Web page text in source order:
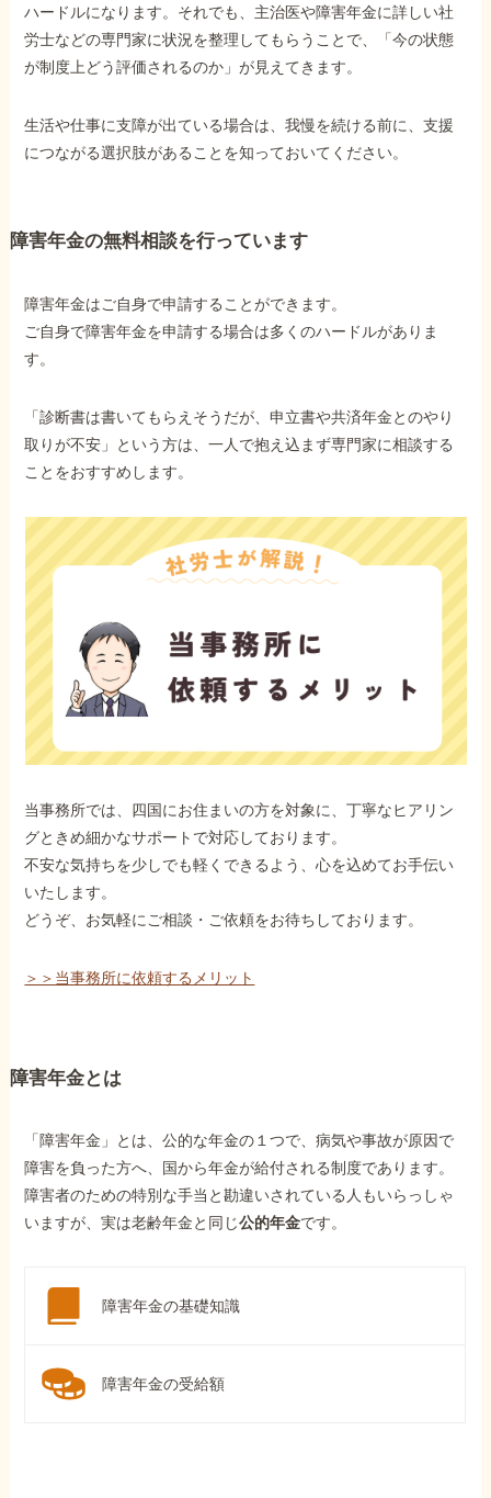
ハードルになります。それでも、主治医や障害年金に詳しい社
労士などの専門家に状況を整理してもらうことで、「今の状態
が制度上どう評価されるのか」が見えてきます。
生活や仕事に支障が出ている場合は、我慢を続ける前に、支援
につながる選択肢があることを知っておいてください。
障害年金の無料相談を行っています
障害年金はご自身で申請することができます。
ご自身で障害年金を申請する場合は多くのハードルがありま
す。
「診断書は書いてもらえそうだが、申立書や共済年金とのやり
取りが不安」という方は、一人で抱え込まず専門家に相談する
ことをおすすめします。
当事務所では、四国にお住まいの方を対象に、丁寧なヒアリン
グときめ細かなサポートで対応しております。
不安な気持ちを少しでも軽くできるよう、心を込めてお手伝い
いたします。
どうぞ、お気軽にご相談・ご依頼をお待ちしております。
＞＞当事務所に依頼するメリット
障害年金とは
「障害年金」とは、公的な年金の１つで、病気や事故が原因で
障害を負った方へ、国から年金が給付される制度であります。
障害者のための特別な手当と勘違いされている人もいらっしゃ
いますが、実は老齢年金と同じ公的年金です。
障害年金の基礎知識
障害年金の受給額